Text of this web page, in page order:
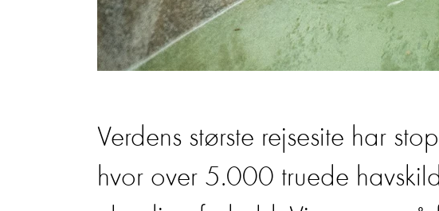
Verdens største rejsesite har
hvor over 5.000 truede